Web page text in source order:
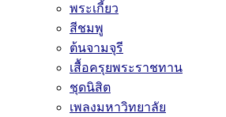
พระเกี้ยว
สีชมพู
ต้นจามจุรี
เสื้อครุยพระราชทาน
ชุดนิสิต
เพลงมหาวิทยาลัย